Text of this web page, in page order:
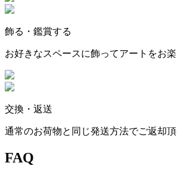
飾る・鑑賞する
お好きなスペースに飾ってアートをお楽
交換・返送
通常のお荷物と同じ発送方法でご返却頂
FAQ